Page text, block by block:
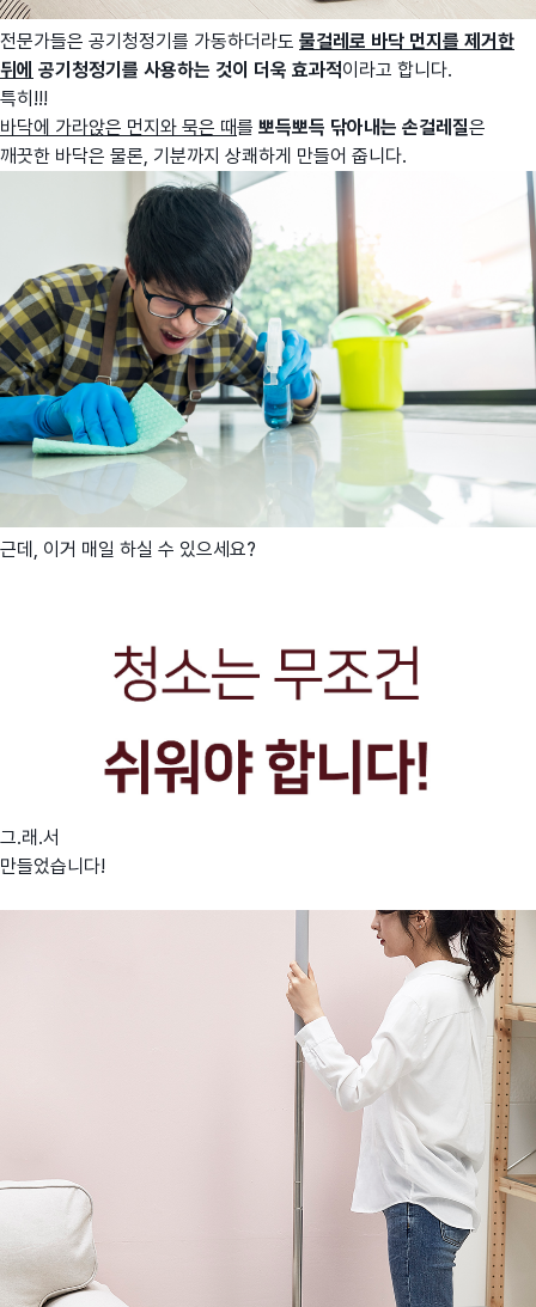
전문가들은 공기청정기를 가동하더라도 물걸레로 바닥 먼지를 제거한
뒤에 공기청정기를 사용하는 것이 더욱 효과적이라고 합니다.
특히!!!
바닥에 가라앉은 먼지와 묵은 때를 뽀득뽀득 닦아내는 손걸레질은
깨끗한 바닥은 물론, 기분까지 상쾌하게 만들어 줍니다.
근데, 이거 매일 하실 수 있으세요?
그.래.서
만들었습니다!